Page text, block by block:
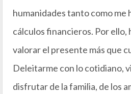
humanidades tanto como me
cálculos financieros. Por ello,
valorar el presente más que
Deleitarme con lo cotidiano,
disfrutar de la familia, de los